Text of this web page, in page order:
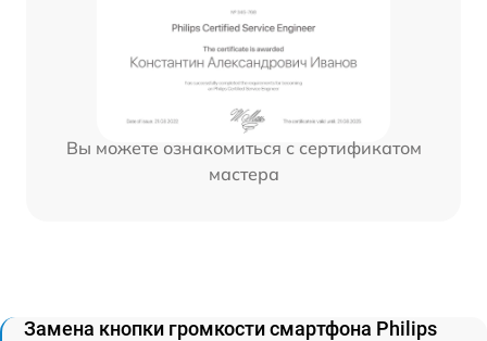
Вы можете ознакомиться с сертификатом
мастера
Замена кнопки громкости смартфона Philips